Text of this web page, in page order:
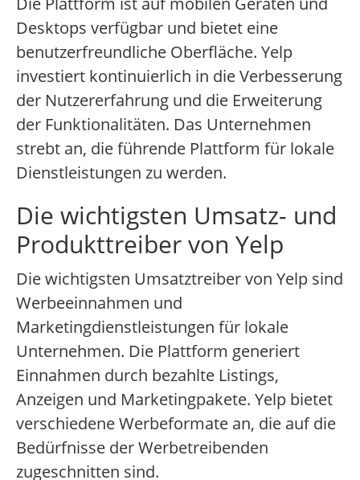
Desktops verfügbar und bietet eine
benutzerfreundliche Oberfläche. Yelp
investiert kontinuierlich in die Verbesserung
der Nutzererfahrung und die Erweiterung
der Funktionalitäten. Das Unternehmen
strebt an, die führende Plattform für lokale
Dienstleistungen zu werden.
Die wichtigsten Umsatz- und
Produkttreiber von Yelp
Die wichtigsten Umsatztreiber von Yelp sind
Werbeeinnahmen und
Marketingdienstleistungen für lokale
Unternehmen. Die Plattform generiert
Einnahmen durch bezahlte Listings,
Anzeigen und Marketingpakete. Yelp bietet
verschiedene Werbeformate an, die auf die
Bedürfnisse der Werbetreibenden
zugeschnitten sind.